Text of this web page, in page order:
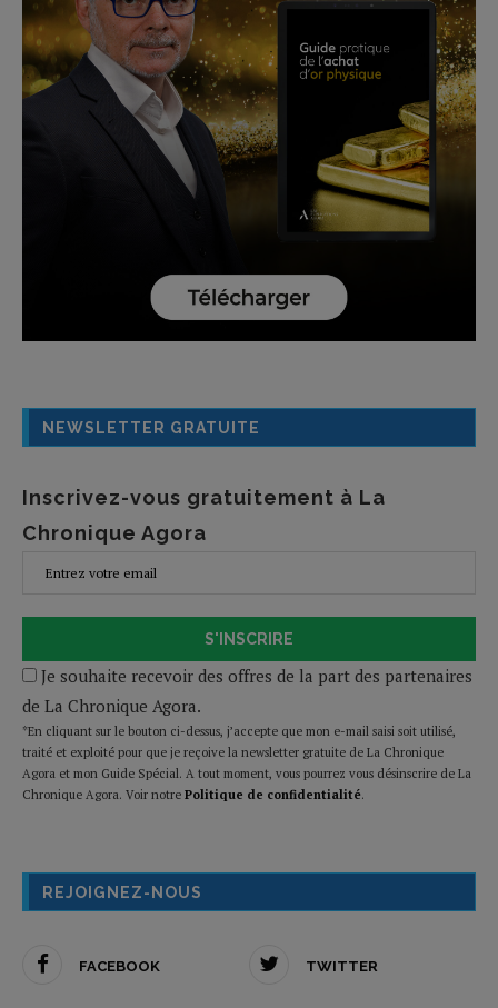
NEWSLETTER GRATUITE
Inscrivez-vous gratuitement à La
Chronique Agora
S'INSCRIRE
Je souhaite recevoir des offres de la part des partenaires
de La Chronique Agora.
*En cliquant sur le bouton ci-dessus, j’accepte que mon e-mail saisi soit utilisé,
traité et exploité pour que je reçoive la newsletter gratuite de La Chronique
Agora et mon Guide Spécial. A tout moment, vous pourrez vous désinscrire de La
Chronique Agora. Voir notre Politique de confidentialité.
REJOIGNEZ-NOUS
FACEBOOK TWITTER